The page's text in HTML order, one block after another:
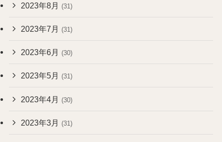
2023年8月 (31)
2023年7月 (31)
2023年6月 (30)
2023年5月 (31)
2023年4月 (30)
2023年3月 (31)